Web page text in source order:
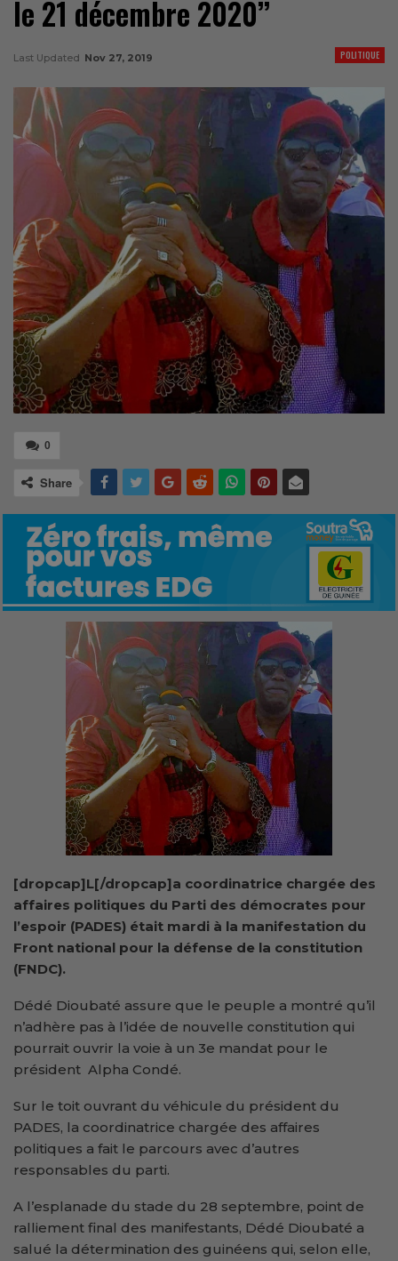
le 21 décembre 2020’’
POLITIQUE
Last Updated Nov 27, 2019
0
Share
[dropcap]L[/dropcap]a coordinatrice chargée des
affaires politiques du Parti des démocrates pour
l’espoir (PADES) était mardi à la manifestation du
Front national pour la défense de la constitution
(FNDC).
Dédé Dioubaté assure que le peuple a montré qu’il
n’adhère pas à l’idée de nouvelle constitution qui
pourrait ouvrir la voie à un 3e mandat pour le
président Alpha Condé.
Sur le toit ouvrant du véhicule du président du
PADES, la coordinatrice chargée des affaires
politiques a fait le parcours avec d’autres
responsables du parti.
A l’esplanade du stade du 28 septembre, point de
ralliement final des manifestants, Dédé Dioubaté a
salué la détermination des guinéens qui, selon elle,